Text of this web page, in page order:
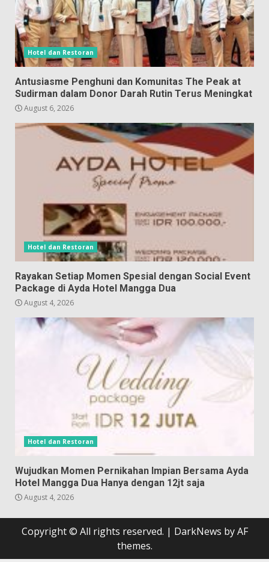
Hotel dan Restoran
Antusiasme Penghuni dan Komunitas The Peak at
Sudirman dalam Donor Darah Rutin Terus Meningkat
August 6, 2026
Hotel dan Restoran
Rayakan Setiap Momen Spesial dengan Social Event
Package di Ayda Hotel Mangga Dua
August 4, 2026
Hotel dan Restoran
Wujudkan Momen Pernikahan Impian Bersama Ayda
Hotel Mangga Dua Hanya dengan 12jt saja
August 4, 2026
Copyright © All rights reserved. | DarkNews by AF
themes.